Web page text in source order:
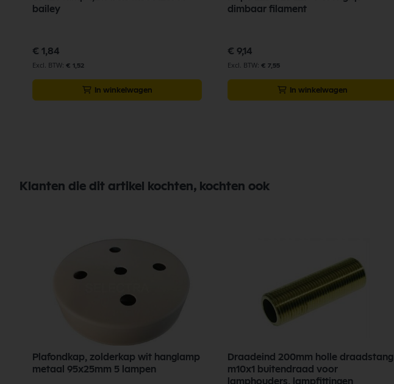
bailey
€ 1,84
€ 1,52
In winkelwagen
dimbaar filament
€ 9,14
€ 7,55
In winkelwagen
Klanten die dit artikel kochten, kochten ook
Plafondkap, zolderkap wit hanglamp
metaal 95x25mm 5 lampen
Draadeind 200mm holle draadstang
m10x1 buitendraad voor
lamphouders, lampfittingen